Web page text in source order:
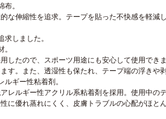
。
な伸縮性を追求。テープを貼った不快感を軽減
しました。
したので、スポーツ用途にも安心して使用でき
す。また、透湿性も保たれ、テープ端の浮きや
ギー性粘着剤。
レルギー性アクリル系粘着剤を採用。使用中の
に優れ蒸れにくく、皮膚トラブルの心配がほとん